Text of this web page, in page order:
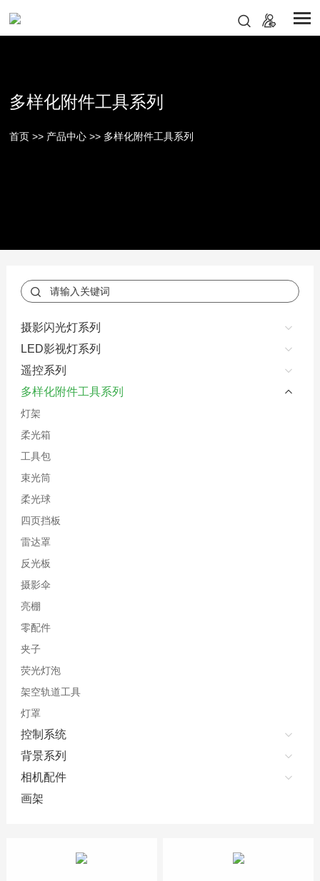
多样化附件工具系列
首页 >> 产品中心 >> 多样化附件工具系列
摄影闪光灯系列
LED影视灯系列
遥控系列
多样化附件工具系列
灯架
柔光箱
工具包
束光筒
柔光球
四页挡板
雷达罩
反光板
摄影伞
亮棚
零配件
夹子
荧光灯泡
架空轨道工具
灯罩
控制系统
背景系列
相机配件
画架